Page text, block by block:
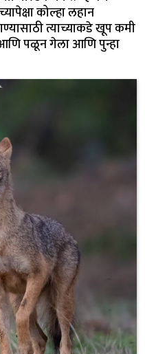
कोल्हा लहान
त्याच्याकडे खूप कमी
पळून गेला आणि पुन्हा